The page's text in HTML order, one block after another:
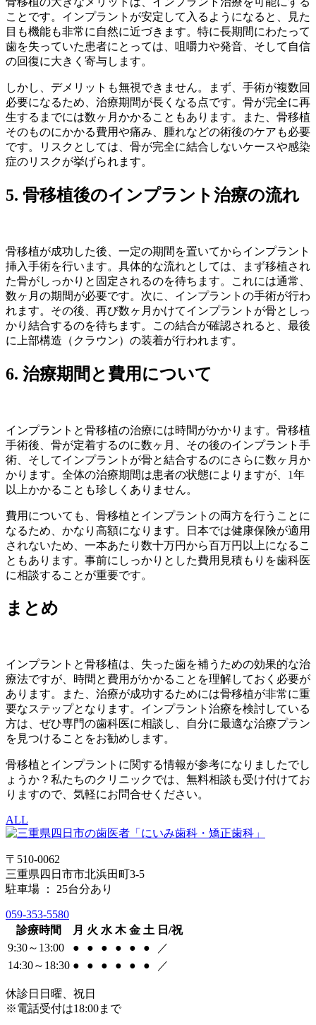
ことです。インプラントが安定して入るようになると、見た
目も機能も非常に自然に近づきます。特に長期間にわたって
歯を失っていた患者にとっては、咀嚼力や発音、そして自信
の回復に大きく寄与します。
しかし、デメリットも無視できません。まず、手術が複数回
必要になるため、治療期間が長くなる点です。骨が完全に再
生するまでには数ヶ月かかることもあります。また、骨移植
そのものにかかる費用や痛み、腫れなどの術後のケアも必要
です。リスクとしては、骨が完全に結合しないケースや感染
症のリスクが挙げられます。
5. 骨移植後のインプラント治療の流れ
骨移植が成功した後、一定の期間を置いてからインプラント
挿入手術を行います。具体的な流れとしては、まず移植され
た骨がしっかりと固定されるのを待ちます。これには通常、
数ヶ月の期間が必要です。次に、インプラントの手術が行わ
れます。その後、再び数ヶ月かけてインプラントが骨としっ
かり結合するのを待ちます。この結合が確認されると、最後
に上部構造（クラウン）の装着が行われます。
6. 治療期間と費用について
インプラントと骨移植の治療には時間がかかります。骨移植
手術後、骨が定着するのに数ヶ月、その後のインプラント手
術、そしてインプラントが骨と結合するのにさらに数ヶ月か
かります。全体の治療期間は患者の状態によりますが、1年
以上かかることも珍しくありません。
費用についても、骨移植とインプラントの両方を行うことに
なるため、かなり高額になります。日本では健康保険が適用
されないため、一本あたり数十万円から百万円以上になるこ
ともあります。事前にしっかりとした費用見積もりを歯科医
に相談することが重要です。
まとめ
インプラントと骨移植は、失った歯を補うための効果的な治
療法ですが、時間と費用がかかることを理解しておく必要が
あります。また、治療が成功するためには骨移植が非常に重
要なステップとなります。インプラント治療を検討している
方は、ぜひ専門の歯科医に相談し、自分に最適な治療プラン
を見つけることをお勧めします。
骨移植とインプラントに関する情報が参考になりましたでし
ょうか？私たちのクリニックでは、無料相談も受け付けてお
りますので、気軽にお問合せください。
ALL
〒510-0062
三重県四日市市北浜田町3-5
駐車場 ： 25台分あり
059-353-5580
診療時間
月 火 水 木 金 土 日/祝
9:30～13:00
● ● ● ● ● ●
／
14:30～18:30 ● ● ● ● ● ● ／
休診日 日曜、祝日
※電話受付は18:00まで